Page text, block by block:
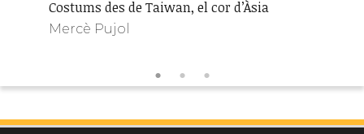
Costums des de Taiwan, el cor d’Àsia
Mercè Pujol